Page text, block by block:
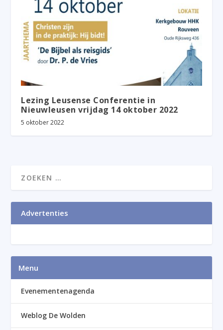
Lezing Leusense Conferentie in
Nieuwleusen vrijdag 14 oktober 2022
5 oktober 2022
Advertenties
Menu
Evenementenagenda
Weblog De Wolden